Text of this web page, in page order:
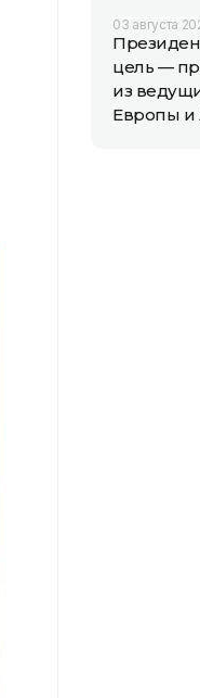
03 августа
цель —
из
Европы и